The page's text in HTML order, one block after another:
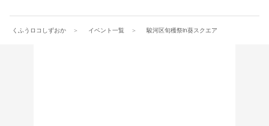
くふうロコしずおか イベント一覧 駿河区旬穫祭in葵スクエア